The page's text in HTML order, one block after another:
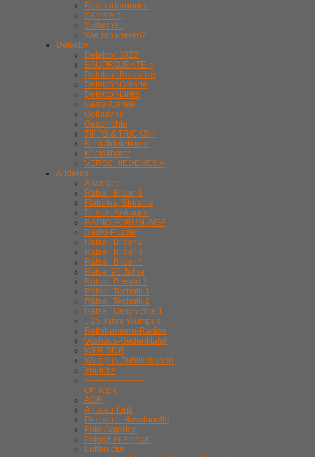
Restaurierungen
Sammeln
Sicherheit
Wie reparieren?
Detektor
Detektor 2022
BAUPROJEKTE >
Detektor-Bausätze
Detektor-Galerie
Detektor-Links
Gäste-Geräte
Gollodyne
Geschichte
TIPPS & TRICKS >
Kristalldetekoren
Kristallhörer
VERSCHIEDENES >
Anderes
Altamont
Rätsel. Bilder 1
Flatrates, Streams
Presse-Anfragen
RADIO-FORUM WGF
Radio-Puzzle
Rätsel. Bilder 2
Rätsel. Bilder 3
Rätsel. Bilder 4
Rätsel 90 Jahre
Rätsel. Person 1
Rätsel. Technik 1
Rätsel. Technik 2
Rätsel. Geschichte 1
.. 25 Jahre Wumpus
Rettet-unsere-Radios
Voxhaus-Gedenktafel
WEB-SDR
Wumpus-Publikationen
Youtube
---------------------
Off Topic
ACR
Amateurfunk
Die echte Havelquelle
Foto-Galerien
Fotogalerie privat
Luftbrücke